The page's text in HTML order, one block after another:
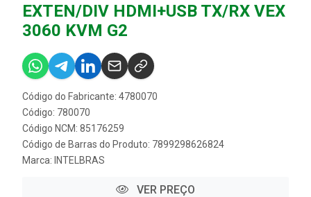
EXTEN/DIV HDMI+USB TX/RX VEX
3060 KVM G2
Código do Fabricante: 4780070
Código: 780070
Código NCM: 85176259
Código de Barras do Produto: 7899298626824
Marca: INTELBRAS
VER PREÇO